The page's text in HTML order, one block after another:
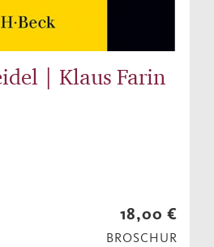
| Klaus Farin
18,00 €
BROSCHUR